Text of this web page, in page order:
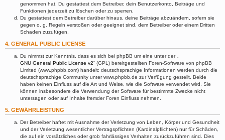
genommen hat. Du gestattest dem Betreiber, dein Benutzerkonto, Beiträge und
Funktionen jederzeit zu löschen oder zu sperren.
Du gestattest dem Betreiber darüber hinaus, deine Beiträge abzuändern, sofern sie
gegen o. g. Regeln verstoßen oder geeignet sind, dem Betreiber oder einem Dritten
Schaden zuzufügen.
4. GENERAL PUBLIC LICENSE
Du nimmst zur Kenntnis, dass es sich bei phpBB um eine unter der „
GNU General Public License v2“ (GPL) bereitgestellten Foren-Software von phpBB
Limited (www.phpbb.com) handelt; deutschsprachige Informationen werden durch die
deutschsprachige Community unter www.phpbb.de zur Verfügung gestellt. Beide
haben keinen Einfluss auf die Art und Weise, wie die Software verwendet wird. Sie
können insbesondere die Verwendung der Software für bestimmte Zwecke nicht
untersagen oder auf Inhalte fremder Foren Einfluss nehmen.
5. GEWÄHRLEISTUNG
Der Betreiber haftet mit Ausnahme der Verletzung von Leben, Körper und Gesundheit
und der Verletzung wesentlicher Vertragspflichten (Kardinalpflichten) nur für Schäden,
die auf ein vorsätzliches oder grob fahrlässiges Verhalten zurückzuführen sind. Dies